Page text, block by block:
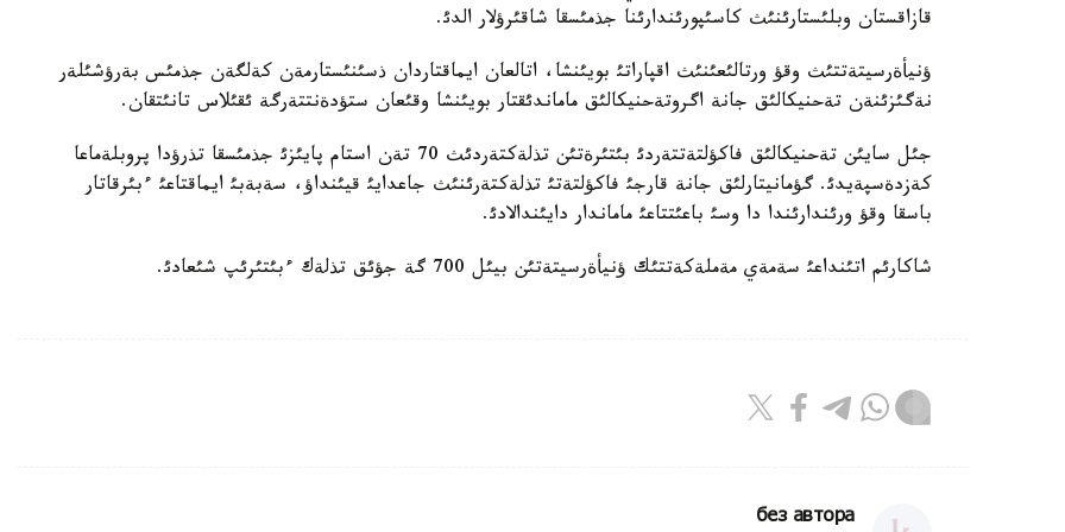
قازاقستان وبلئستارئنئث كاسئپورئندارئنا جذمئسقا شاقئرؤلار الدئ.
ؤنيأةرسيتةتتئث وقؤ ورتالئعئنئث اقپاراتئ بويئنشا، اتالعان ايماقتاردان ذسئنئستارمةن كةلگةن جذمئس بةرؤشئلةر
نةگئزئنةن تةحنيكالئق جانة اگروتةحنيكالئق ماماندئقتار بويئنشا وقئعان ستؤدةنتتةرگة ئقئلاس تانئتقان.
جئل سايئن تةحنيكالئق فاكؤلتةتتةردئ بئتئرةتئن تذلةكتةردئث 70 تةن استام پايئزئ جذمئسقا تذرؤدا پروبلةماعا
كةزدةسپةيدئ. گؤمانيتارلئق جانة قارجئ فاكؤلتةتئ تذلةكتةرئنئث جاعدايئ قيئنداؤ، سةبةبئ ايماقتاعئ ءبئرقاتار
باسقا وقؤ ورئندارئندا دا وسئ باعئتتاعئ ماماندار دايئندالادئ.
شاكارئم اتئنداعئ سةمةي مةملةكةتتئك ؤنيأةرسيتةتئن بيئل 700 گة جؤئق تذلةك ءبئتئرئپ شئعادئ.
без автора